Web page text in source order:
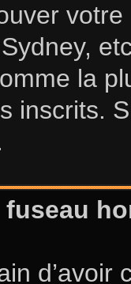
la
inscrits.
fuseau